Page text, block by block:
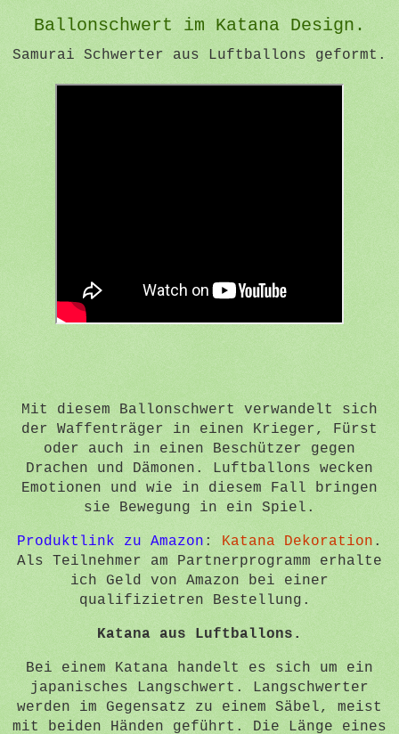
Ballonschwert im Katana Design.
Samurai Schwerter aus Luftballons geformt.
Mit diesem Ballonschwert verwandelt sich
der Waffenträger in einen Krieger, Fürst
oder auch in einen Beschützer gegen
Drachen und Dämonen. Luftballons wecken
Emotionen und wie in diesem Fall bringen
sie Bewegung in ein Spiel.
Produktlink zu Amazon : Katana Dekoration .
Als Teilnehmer am Partnerprogramm erhalte
ich Geld von Amazon bei einer
qualifizietren Bestellung.
Katana aus Luftballons.
Bei einem Katana handelt es sich um ein
japanisches Langschwert. Langschwerter
werden im Gegensatz zu einem Säbel, meist
mit beiden Händen geführt. Die Länge eines